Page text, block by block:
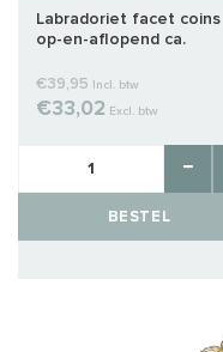
Labradoriet facet coins
op-en-aflopend ca.
€39,95 Incl. btw
€33,02 Excl. btw
BESTEL